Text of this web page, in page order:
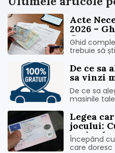
Acte
2026 –
Contract
Ghid
trebuie să
pe loc, fără
De ce sa
sa vinzi
persoana
De ce sa
masinile
Legea
jocului:
perioada
Începând
care doresc